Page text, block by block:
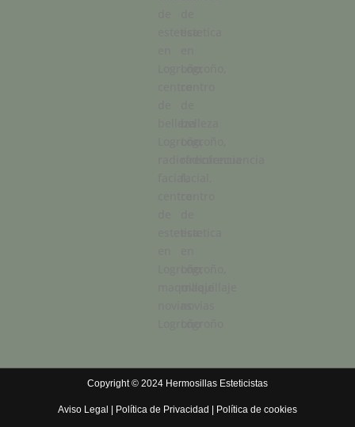
Copyright © 2024 Hermosillas Esteticistas
Aviso Legal Política de Privacidad Política de cookies